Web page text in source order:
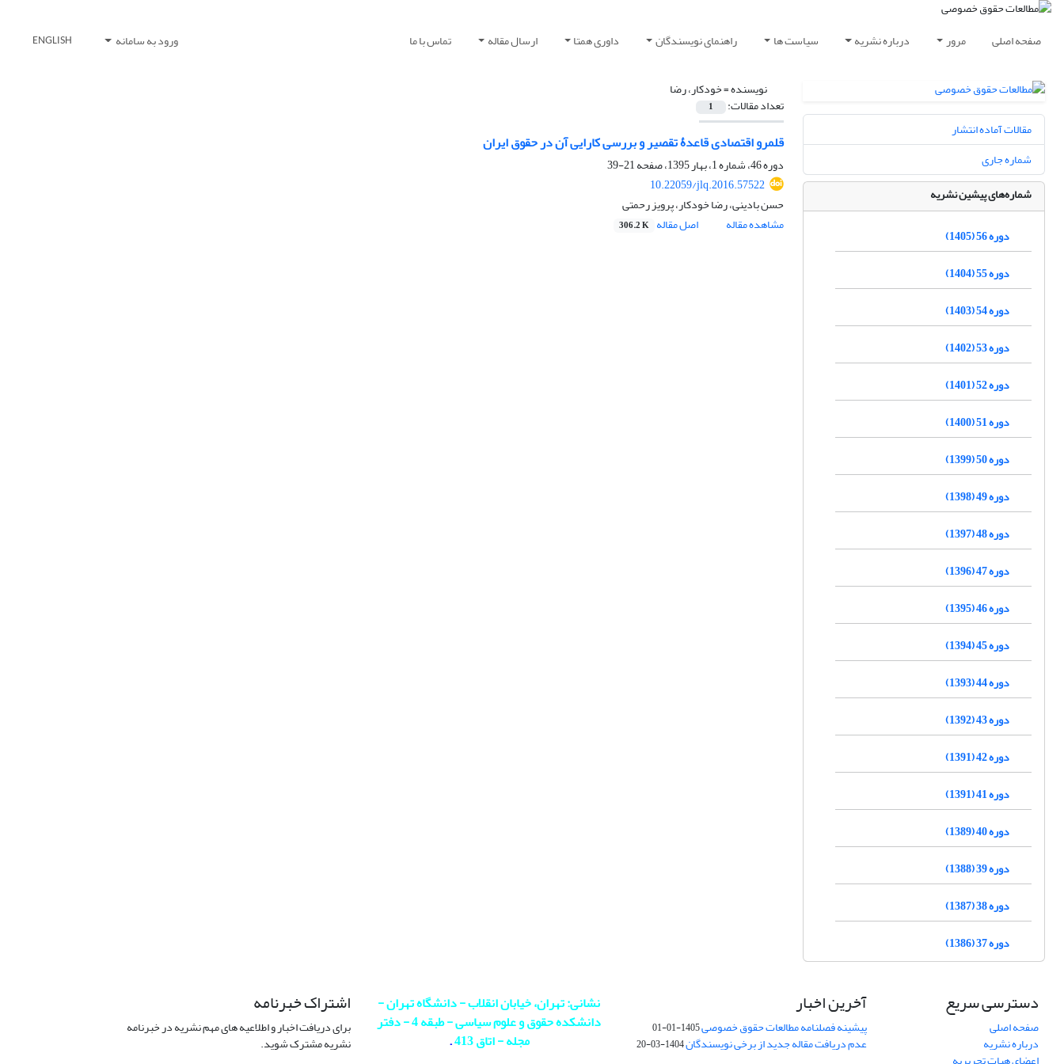
صفحه اصلی مرور درباره نشریه سیاست ها راهنمای نویسندگان داوری همتا ارسال مقاله تماس با ما ورود به سامانه ENGLISH
نویسنده =خودکار، رضا
تعداد مقالات: 1
قلمرو اقتصادی قاعدۀ تقصیر و بررسی کارایی آن در حقوق ایران
دوره 46، شماره 1، بهار 1395، صفحه
21-39
10.22059/jlq.2016.57522
حسن بادینی، رضا خودکار، پرویز رحمتی
مشاهده مقاله
اصل مقاله 306.2 K
مقالات آماده انتشار
شماره جاری
شماره‌های پیشین نشریه
دوره 56 (1405)
دوره 55 (1404)
دوره 54 (1403)
دوره 53 (1402)
دوره 52 (1401)
دوره 51 (1400)
دوره 50 (1399)
دوره 49 (1398)
دوره 48 (1397)
دوره 47 (1396)
دوره 46 (1395)
دوره 45 (1394)
دوره 44 (1393)
دوره 43 (1392)
دوره 42 (1391)
دوره 41 (1391)
دوره 40 (1389)
دوره 39 (1388)
دوره 38 (1387)
دوره 37 (1386)
دسترسی سریع
صفحه اصلی
درباره نشریه
آخرین اخبار
پیشینه فصلنامه مطالعات حقوق خصوصی1405-01-01
عدم دریافت مقاله جدید از برخی نویسندگان1404-03-20
نشانی: تهران، خیابان انقلاب - دانشگاه تهران -
دانشکده حقوق و علوم سیاسی - طبقه 4 - دفتر
مجله - اتاق 413
.
اشتراک خبرنامه
برای دریافت اخبار و اطلاعیه های مهم نشریه در خبرنامه
نشریه مشترک شوید.